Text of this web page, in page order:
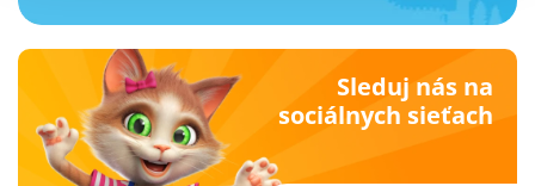
Sleduj nás na
sociálnych sieťach